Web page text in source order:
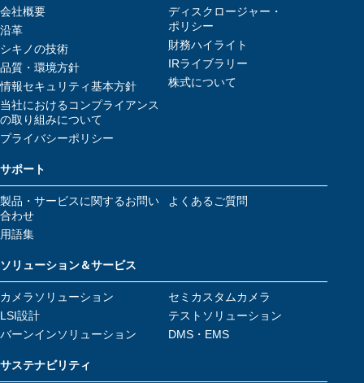
会社概要
沿革
シキノの技術
品質・環境方針
情報セキュリティ基本方針
当社におけるコンプライアンス
の取り組みについて
プライバシーポリシー
ディスクロージャー・
ポリシー
財務ハイライト
IRライブラリー
株式について
サポート
製品・サービスに関するお問い
合わせ
よくあるご質問
用語集
ソリューション＆サービス
カメラソリューション
セミカスタムカメラ
LSI設計
テストソリューション
バーンインソリューション
DMS・EMS
サステナビリティ